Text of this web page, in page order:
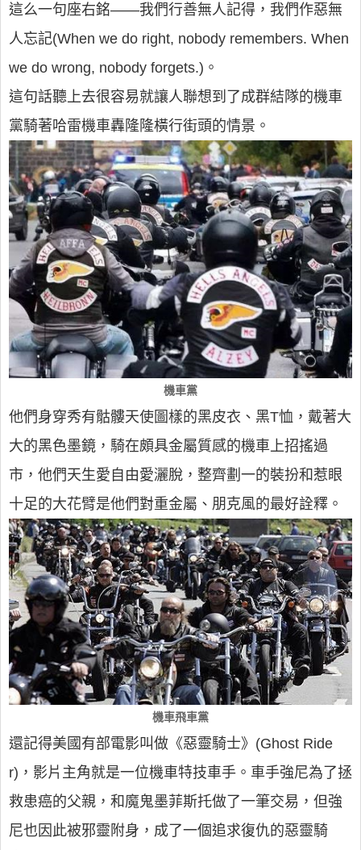
這么一句座右銘——我們行善無人記得，我們作惡無
人忘記(When we do right, nobody remembers. When
we do wrong, nobody forgets.)。
這句話聽上去很容易就讓人聯想到了成群結隊的機車
黨騎著哈雷機車轟隆隆橫行街頭的情景。
機車黨
他們身穿秀有骷髏天使圖樣的黑皮衣、黑T恤，戴著大
大的黑色墨鏡，騎在頗具金屬質感的機車上招搖過
市，他們天生愛自由愛灑脫，整齊劃一的裝扮和惹眼
十足的大花臂是他們對重金屬、朋克風的最好詮釋。
機車飛車黨
還記得美國有部電影叫做《惡靈騎士》(Ghost Ride
r)，影片主角就是一位機車特技車手。車手強尼為了拯
救患癌的父親，和魔鬼墨菲斯托做了一筆交易，但強
尼也因此被邪靈附身，成了一個追求復仇的惡靈騎